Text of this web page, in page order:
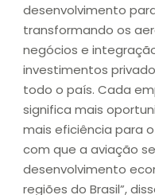
desenvolvimento
transformando os
negócios e
investimentos
todo o país. Cada
significa mais
mais eficiência para
com que a aviação
desenvolvimento
regiões do Brasil”,